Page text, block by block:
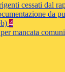
cessati dal
da
4
mancata